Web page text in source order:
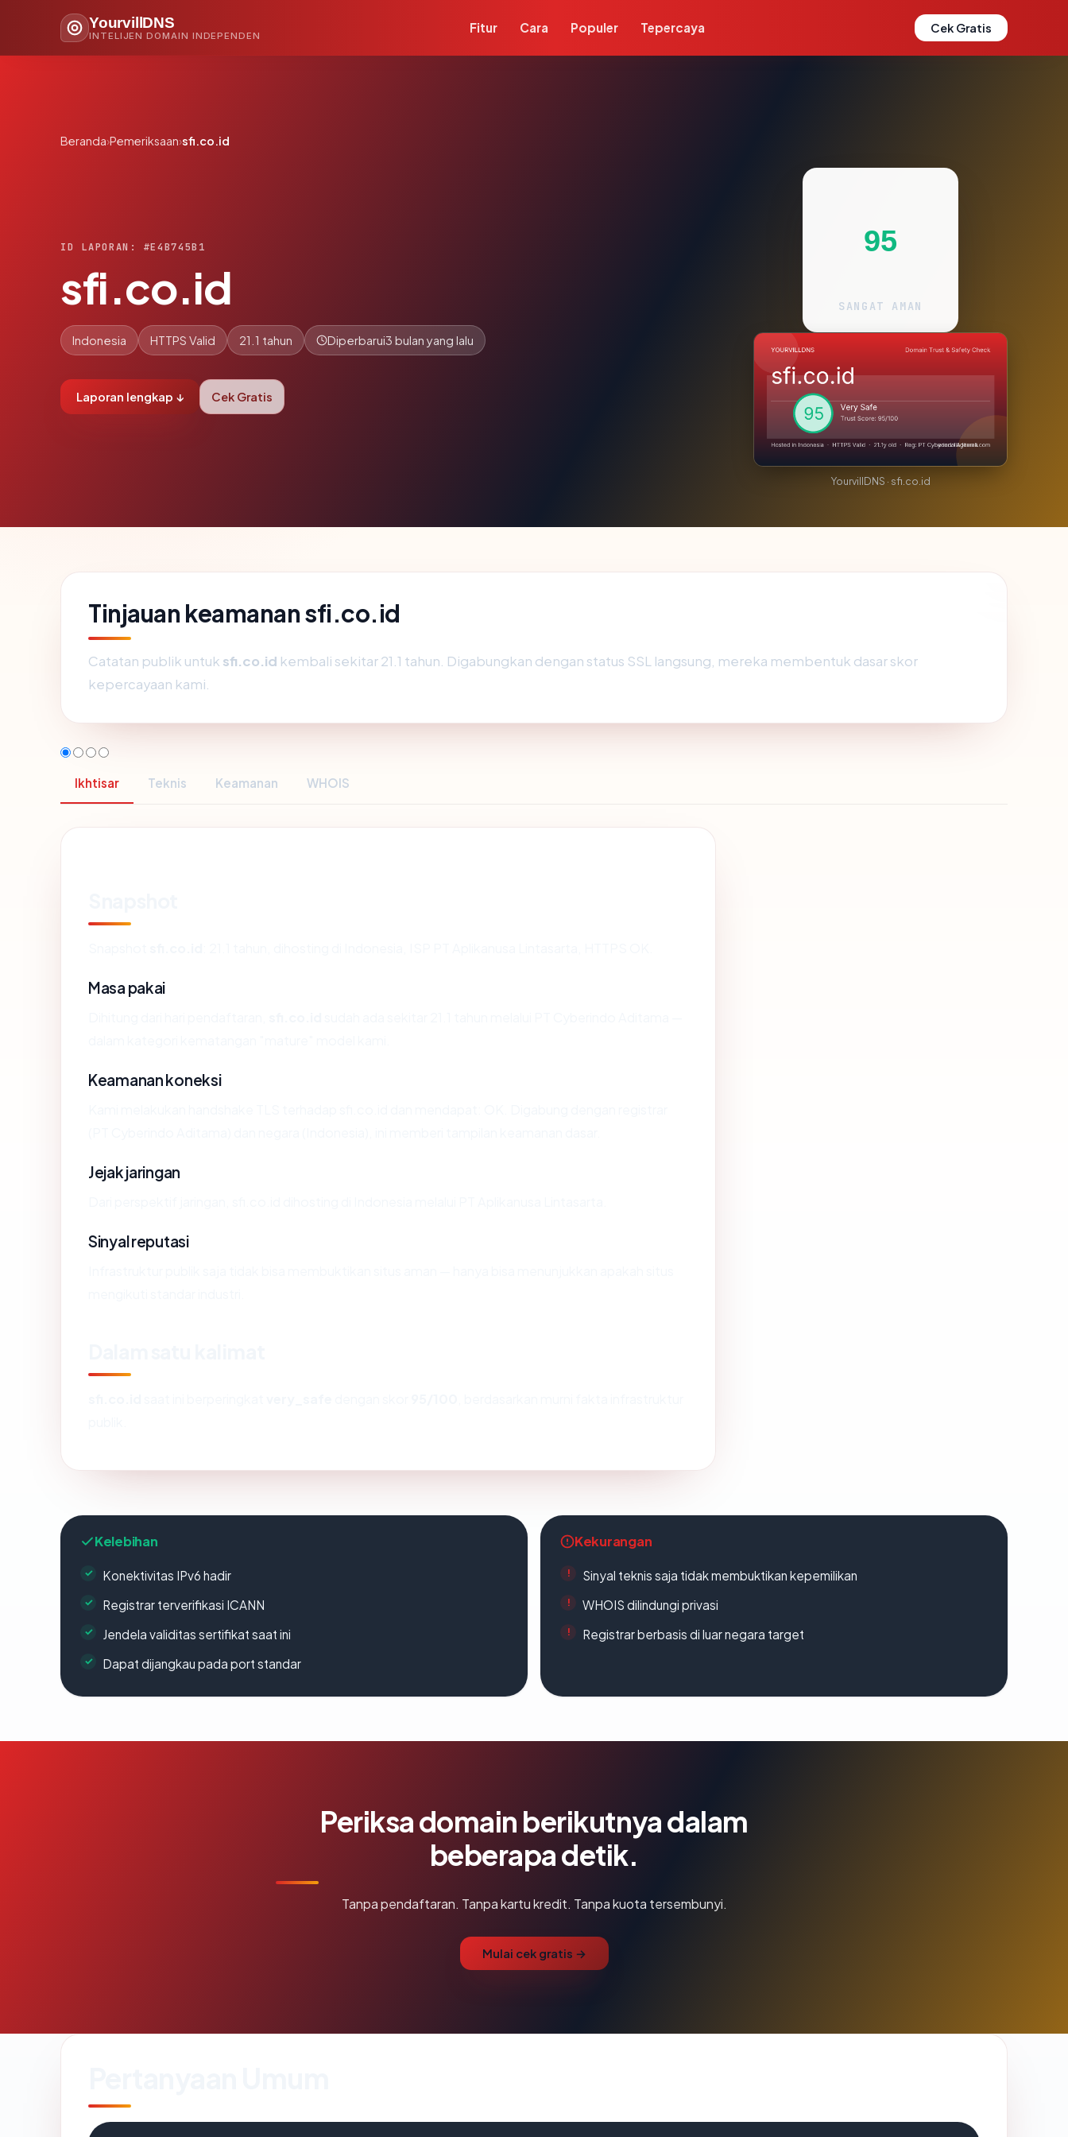
YourvillDNS
INTELIJEN DOMAIN INDEPENDEN
Fitur Cara Populer Tepercaya Cek Gratis
Beranda›Pemeriksaan›sfi.co.id
ID LAPORAN: #E4B745B1
sfi.co.id
Indonesia HTTPS Valid 21.1 tahun Diperbarui3 bulan yang lalu
Laporan lengkap ↓ Cek Gratis
95
SANGAT AMAN
YourvillDNS · sfi.co.id
Tinjauan keamanan sfi.co.id
Catatan publik untuk sfi.co.id kembali sekitar 21.1 tahun. Digabungkan dengan status SSL langsung, mereka membentuk dasar skor
kepercayaan kami.
Ikhtisar Teknis Keamanan WHOIS
Masa pakai
Keamanan koneksi
Jejak jaringan
Sinyal reputasi
Kelebihan
Konektivitas IPv6 hadir
Registrar terverifikasi ICANN
Jendela validitas sertifikat saat ini
Dapat dijangkau pada port standar
Kekurangan
Sinyal teknis saja tidak membuktikan kepemilikan
WHOIS dilindungi privasi
Registrar berbasis di luar negara target
Periksa domain berikutnya dalam
beberapa detik.
Tanpa pendaftaran. Tanpa kartu kredit. Tanpa kuota tersembunyi.
Mulai cek gratis →